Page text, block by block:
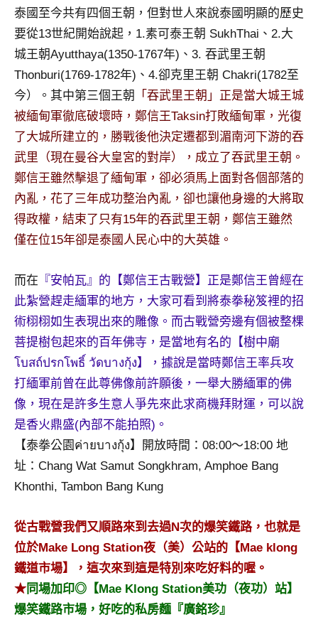
泰國至今共有四個王朝，但對世人來說泰國明顯的歷史
要從13世紀開始說起，1.素可泰王朝 SukhThai、2.大
城王朝Ayutthaya(1350-1767年)、3. 吞武里王朝
Thonburi(1769-1782年)、4.卻克里王朝 Chakri(1782至
今）。其中第三個王朝
「吞武里王朝」正是當大城王城
被緬甸軍徹底破壞時，鄭信王Taksin打敗緬甸軍，光復
了大城所建立的，勝戰後他決定遷都到湄南河下游的吞
武里（現在曼谷大皇宮的對岸），成立了吞武里王朝。
鄭信王雖然擊退了緬甸軍，卻必須馬上面對各個部落的
內亂，花了三年成功整治內亂，卻也讓他身邊的大將取
得政權，結束了只有15年的吞武里王朝，鄭信王雖然
僅在位15年卻是泰國人民心中的大英雄。
而在 『安帕瓦』的【鄭信王古戰營】正是鄭信王曾經在
此紮營趕走緬軍的地方，大家可看到將泰拳秘笈裡的招
術栩栩如生表現出來的雕像。而古戰營旁邊有個被整棵
菩提樹包起來的百年佛寺，是當地有名的【樹中廟
โบสถ์ปรกโพธิ์ วัดบางกุ้ง】，據說是當時鄭信王率兵攻
打緬軍前曾在此尊佛像前許願後，一舉大勝緬軍的佛
像，現在是許多生意人爭先來此求商機拜財運，可以說
是香火鼎盛(內部不能拍照)。
【泰拳公園ค่ายบางกุ้ง】開放時間：08:00～18:00 地
址：Chang Wat Samut Songkhram, Amphoe Bang
Khonthi, Tambon Bang Kung
從古戰營我們又順路來到去過N次的爆笑鐵路，也就是
位於Make Long Station夜（美）公站的【Mae klong
鐵道市場】，這次來到這是特別來吃好料的喔。
★ 同場加印◎【Mae Klong Station美功（夜功）站】
爆笑鐵路市場，好吃的私房麵『廣銘珍』